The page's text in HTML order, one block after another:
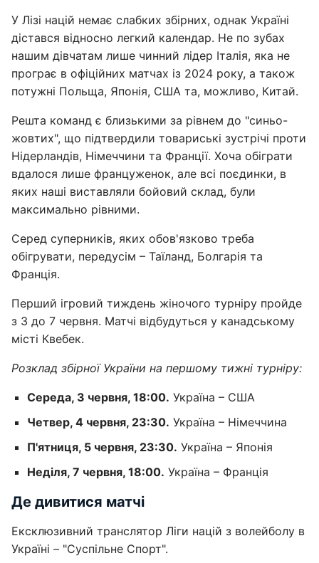
У Лізі націй немає слабких збірних, однак Україні
дістався відносно легкий календар. Не по зубах
нашим дівчатам лише чинний лідер Італія, яка не
програє в офіційних матчах із 2024 року, а також
потужні Польща, Японія, США та, можливо, Китай.
Решта команд є близькими за рівнем до "синьо-
жовтих", що підтвердили товариські зустрічі проти
Нідерландів, Німеччини та Франції. Хоча обіграти
вдалося лише француженок, але всі поєдинки, в
яких наші виставляли бойовий склад, були
максимально рівними.
Серед суперників, яких обов'язково треба
обігрувати, передусім – Таїланд, Болгарія та
Франція.
Перший ігровий тиждень жіночого турніру пройде
з 3 до 7 червня. Матчі відбудуться у канадському
місті Квебек.
Розклад збірної України на першому тижні турніру:
Середа, 3 червня, 18:00. Україна – США
Четвер, 4 червня, 23:30. Україна – Німеччина
П'ятниця, 5 червня, 23:30. Україна – Японія
Неділя, 7 червня, 18:00. Україна – Франція
Де дивитися матчі
Ексклюзивний транслятор Ліги націй з волейболу в
Україні – "Суспільне Спорт".